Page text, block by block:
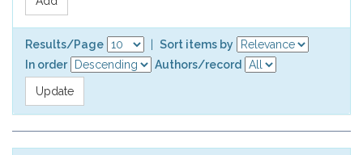
Results/Page
Sort items by
In order
Authors/record